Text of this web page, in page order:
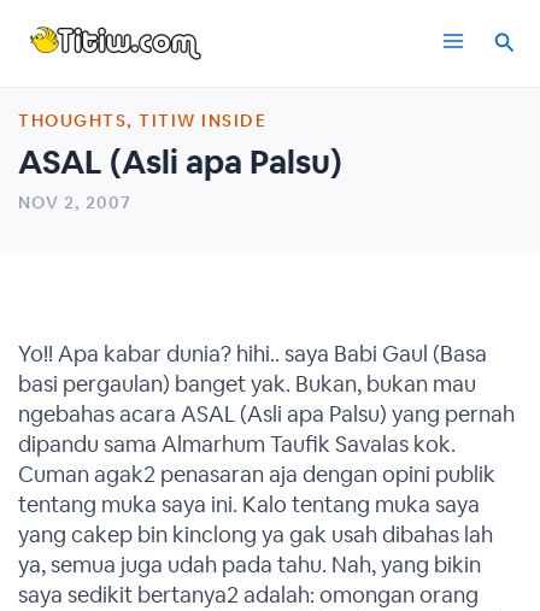
Main
THOUGHTS, TITIW INSIDE
ASAL (Asli apa Palsu)
NOV 2, 2007
Yo!! Apa kabar dunia? hihi.. saya Babi Gaul (Basa
basi pergaulan) banget yak. Bukan, bukan mau
ngebahas acara ASAL (Asli apa Palsu) yang pernah
dipandu sama Almarhum Taufik Savalas kok.
Cuman agak2 penasaran aja dengan opini publik
tentang muka saya ini. Kalo tentang muka saya
yang cakep bin kinclong ya gak usah dibahas lah
ya, semua juga udah pada tahu. Nah, yang bikin
saya sedikit bertanya2 adalah: omongan orang